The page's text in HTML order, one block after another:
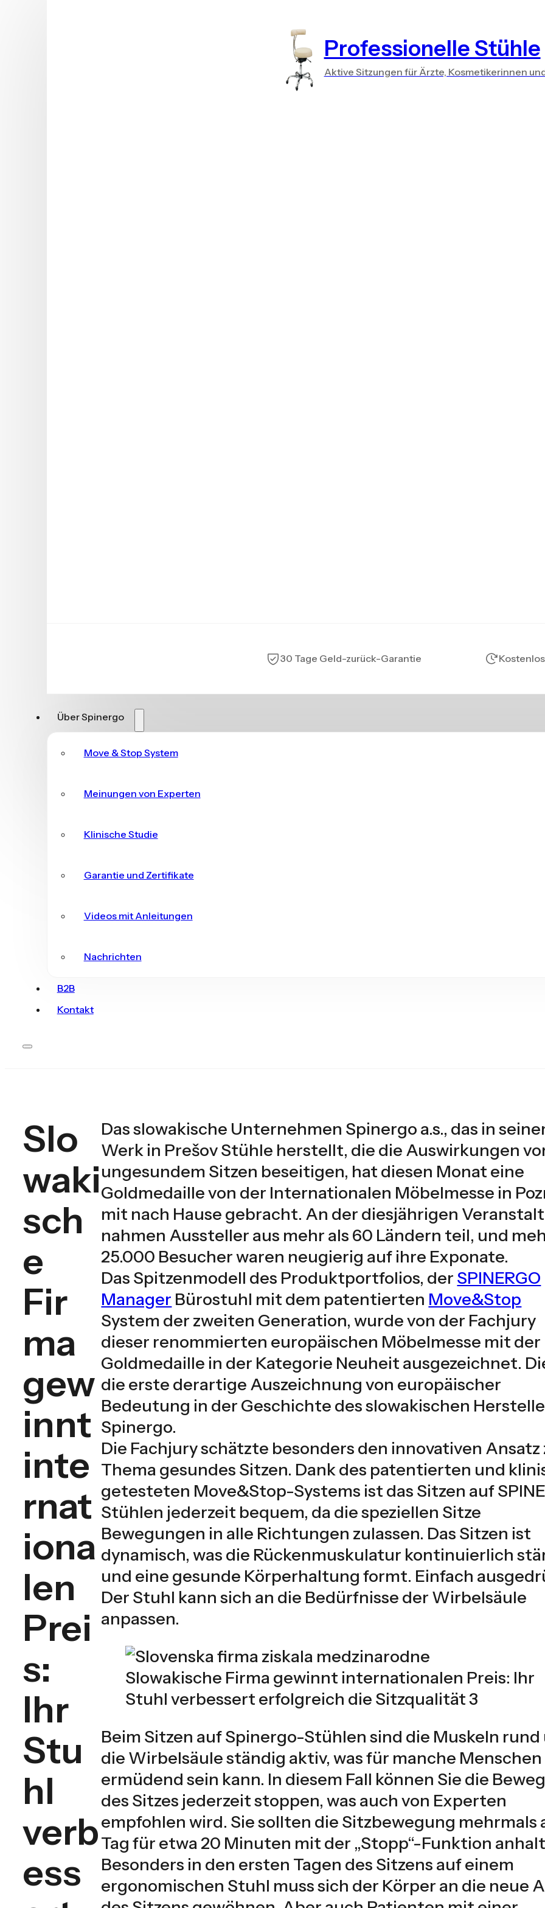
Professionelle Stühle
Aktive Sitzungen für Ärzte, Kosmetikerinnen
30 Tage Geld-zurück-Garantie
Über Spinergo
Move & Stop System
Meinungen von Experten
Klinische Studie
Garantie und Zertifikate
Videos mit Anleitungen
Nachrichten
B2B
Kontakt
Slo
waki
sch
e
Fir
ma
gew
innt
inte
rnat
iona
len
Prei
s:
Ihr
Stu
hl
verb
ess
Das slowakische Unternehmen Spinergo a.s., das in
Werk in Prešov Stühle herstellt, die die Auswirkungen
ungesundem Sitzen beseitigen, hat diesen Monat eine
Goldmedaille von der Internationalen Möbelmesse in
mit nach Hause gebracht. An der diesjährigen
nahmen Aussteller aus mehr als 60 Ländern teil, und
25.000 Besucher waren neugierig auf ihre Exponate.
Das Spitzenmodell des Produktportfolios, der SPINERGO
Manager Bürostuhl mit dem patentierten Move&Stop
System der zweiten Generation, wurde von der Fachjury
dieser renommierten europäischen Möbelmesse mit der
Goldmedaille in der Kategorie Neuheit ausgezeichnet.
die erste derartige Auszeichnung von europäischer
Bedeutung in der Geschichte des slowakischen
Spinergo.
Die Fachjury schätzte besonders den innovativen Ansatz
Thema gesundes Sitzen. Dank des patentierten und
getesteten Move&Stop-Systems ist das Sitzen auf
Stühlen jederzeit bequem, da die speziellen Sitze
Bewegungen in alle Richtungen zulassen. Das Sitzen ist
dynamisch, was die Rückenmuskulatur kontinuierlich
und eine gesunde Körperhaltung formt. Einfach
Der Stuhl kann sich an die Bedürfnisse der Wirbelsäule
anpassen.
Slowakische Firma gewinnt internationalen Preis: Ihr
Stuhl verbessert erfolgreich die Sitzqualität 3
Beim Sitzen auf Spinergo-Stühlen sind die Muskeln rund
die Wirbelsäule ständig aktiv, was für manche Menschen
ermüdend sein kann. In diesem Fall können Sie die
des Sitzes jederzeit stoppen, was auch von Experten
empfohlen wird. Sie sollten die Sitzbewegung mehrmals
Tag für etwa 20 Minuten mit der „Stopp“-Funktion
Besonders in den ersten Tagen des Sitzens auf einem
ergonomischen Stuhl muss sich der Körper an die neue